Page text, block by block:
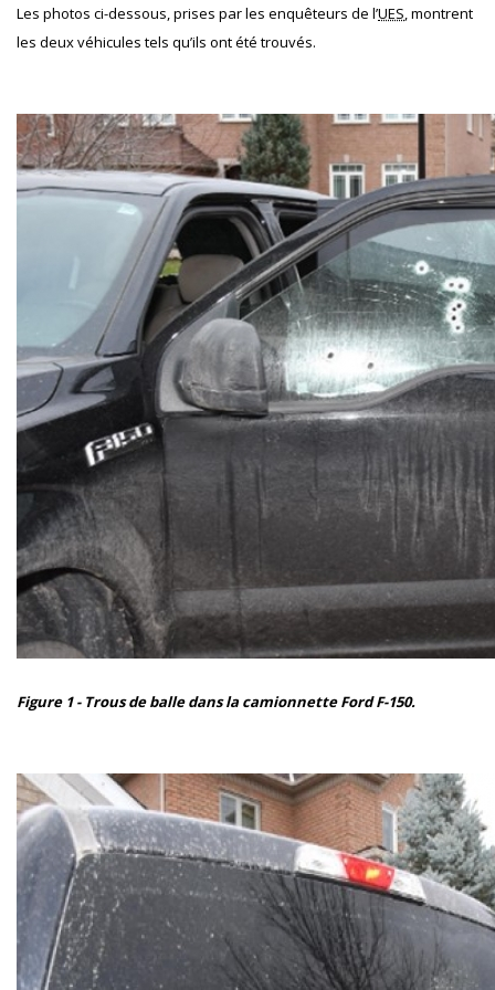
Les photos ci-dessous, prises par les enquêteurs de l’UES, montrent
les deux véhicules tels qu’ils ont été trouvés.
Figure 1 - Trous de balle dans la camionnette Ford F-150.